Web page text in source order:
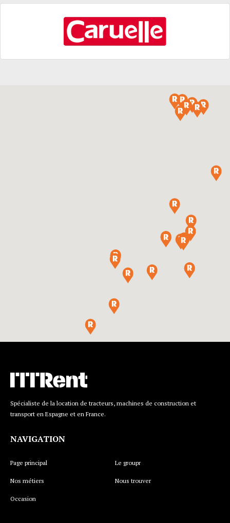
Spécialiste de la location de tracteurs, machines de construction et
transport en Espagne et en France.
NAVIGATION
Page principal Le groupr
Nos métiers Nous trouver
Occasion